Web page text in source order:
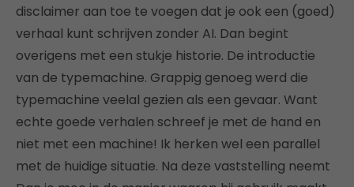
disclaimer aan toe te voegen dat je ook een (goed)
verhaal kunt schrijven zonder AI. Dan begint
overigens met een stukje historie. De introductie
van de typemachine. Grappig genoeg werd die
typemachine veelal gezien als een gevaar. Want
echte goede verhalen schreef je met de hand en
niet met een machine! Ik herken wel een parallel
met de huidige situatie. Na deze vaststelling neemt